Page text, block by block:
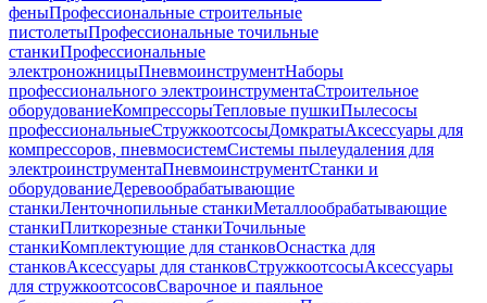
феныПрофессиональные строительные
пистолетыПрофессиональные точильные
станкиПрофессиональные
электроножницыПневмоинструментНаборы
профессионального электроинструментаСтроительное
оборудованиеКомпрессорыТепловые пушкиПылесосы
профессиональныеСтружкоотсосыДомкратыАксессуары для
компрессоров, пневмосистемСистемы пылеудаления для
электроинструментаПневмоинструментСтанки и
оборудованиеДеревообрабатывающие
станкиЛенточнопильные станкиМеталлообрабатывающие
станкиПлиткорезные станкиТочильные
станкиКомплектующие для станковОснастка для
станковАксессуары для станковСтружкоотсосыАксессуары
для стружкоотсосовСварочное и паяльное